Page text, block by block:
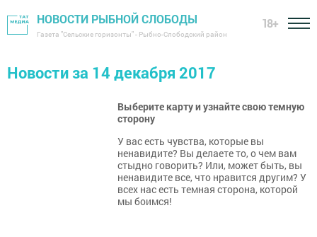
НОВОСТИ РЫБНОЙ СЛОБОДЫ
Газета "Сельские горизонты" - Рыбно-Слободский район
18+
Новости за 14 декабря 2017
Выберите карту и узнайте свою темную
сторону
У вас есть чувства, которые вы
ненавидите? Вы делаете то, о чем вам
стыдно говорить? Или, может быть, вы
ненавидите все, что нравится другим? У
всех нас есть темная сторона, которой
мы боимся!